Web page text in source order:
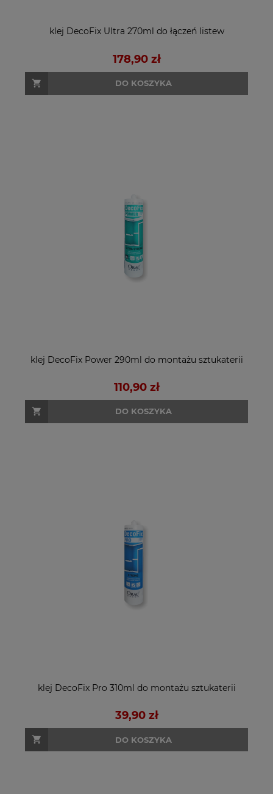
klej DecoFix Ultra 270ml do łączeń listew
178,90 zł
DO KOSZYKA
klej DecoFix Power 290ml do montażu sztukaterii
110,90 zł
DO KOSZYKA
klej DecoFix Pro 310ml do montażu sztukaterii
39,90 zł
DO KOSZYKA